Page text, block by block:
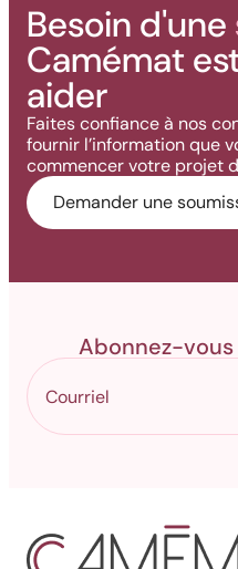
Besoin d'une
Camémat
aider
Faites confiance à nos
fournir l’information que
commencer votre projet
Demander une
Abonnez-